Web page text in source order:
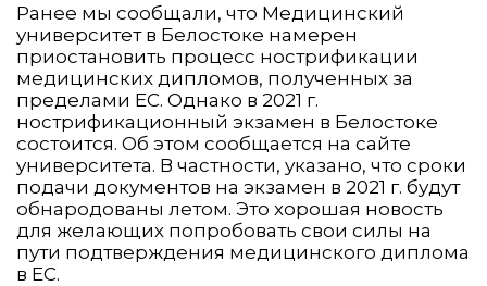
Ранее мы сообщали, что Медицинский
университет в Белостоке намерен
приостановить процесс нострификации
медицинских дипломов, полученных за
пределами ЕС. Однако в 2021 г.
нострификационный экзамен в Белостоке
состоится. Об этом сообщается на сайте
университета. В частности, указано, что сроки
подачи документов на экзамен в 2021 г. будут
обнародованы летом. Это хорошая новость
для желающих попробовать свои силы на
пути подтверждения медицинского диплома
в ЕС.